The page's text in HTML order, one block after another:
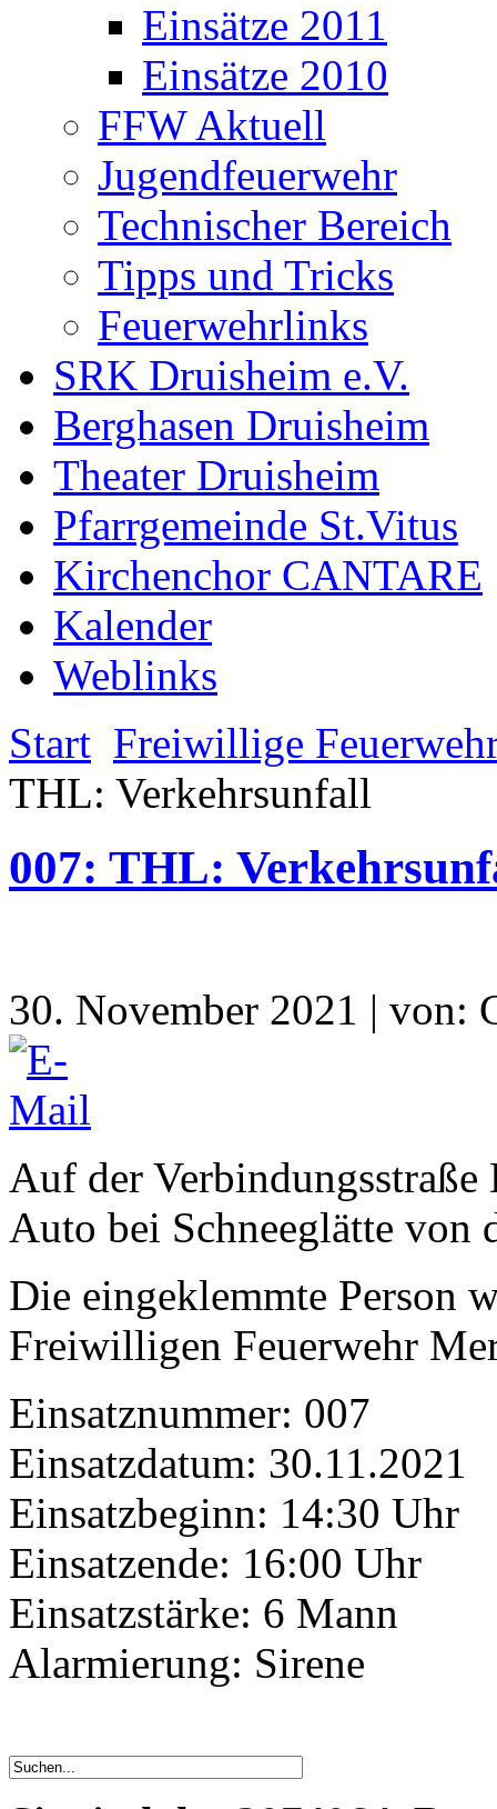
Einsätze 2011
Einsätze 2010
FFW Aktuell
Jugendfeuerwehr
Technischer Bereich
Tipps und Tricks
Feuerwehrlinks
SRK Druisheim e.V.
Berghasen Druisheim
Theater Druisheim
Pfarrgemeinde St.Vitus
Kirchenchor CANTARE
Kalender
Weblinks
Start Freiwillige
THL: Verkehrsunfall
007: THL:
30. November 2021 | von:
Auf der
Auto bei Schneeglätte von
Die eingeklemmte Person
Freiwilligen Feuerwehr
Einsatznummer: 007
Einsatzdatum: 30.11.2021
Einsatzbeginn: 14:30 Uhr
Einsatzende: 16:00 Uhr
Einsatzstärke: 6 Mann
Alarmierung: Sirene